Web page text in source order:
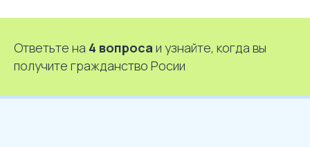
Ответьте на 4 вопроса и узнайте, когда вы
получите гражданство Росии